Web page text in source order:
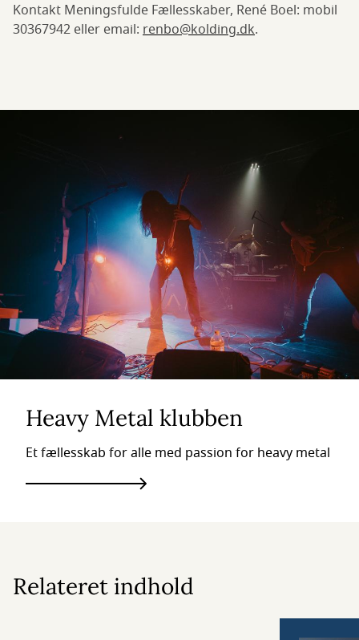
Kontakt Meningsfulde Fællesskaber, René Boel: mobil
30367942 eller email: renbo@kolding.dk.
Heavy Metal klubben
Et fællesskab for alle med passion for heavy metal
Relateret indhold